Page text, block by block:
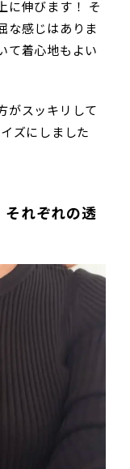
に伸びます！ そ
な感じはありま
て着心地もよい
がスッキリして
ズにしました
れぞれの透